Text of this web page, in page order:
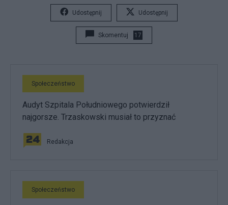
Udostępnij Udostępnij
Skomentuj 17
Społeczeństwo
Audyt Szpitala Południowego potwierdził
najgorsze. Trzaskowski musiał to przyznać
Redakcja
Społeczeństwo